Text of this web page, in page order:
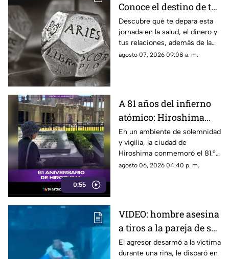
Conoce el destino de tu
signo para este viernes
Descubre qué te depara esta
jornada en la salud, el dinero y
tus relaciones, además de la
palabra clave para guiar tus
agosto 07, 2026 09:08 a. m.
0:55
A 81 años del infierno
atómico: Hiroshima
exige a las potencias el
fin de la era nuclear
En un ambiente de solemnidad
y vigilia, la ciudad de
Hiroshima conmemoró el 81.°
aniversario del devastador
agosto 06, 2026 04:40 p. m.
VIDEO: hombre asesina
a tiros a la pareja de su
ex tras pelea en rodeo
El agresor desarmó a la víctima
durante una riña, le disparó en